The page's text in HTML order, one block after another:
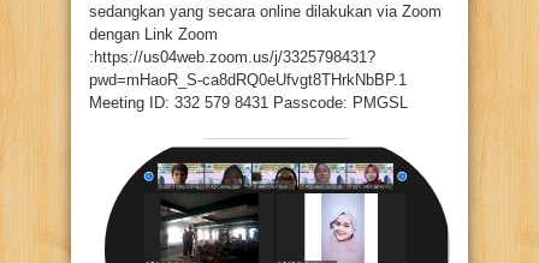
sedangkan yang secara online dilakukan via Zoom
dengan Link Zoom
:https://us04web.zoom.us/j/3325798431?
pwd=mHaoR_S-ca8dRQ0eUfvgt8THrkNbBP.1
Meeting ID: 332 579 8431 Passcode: PMGSL